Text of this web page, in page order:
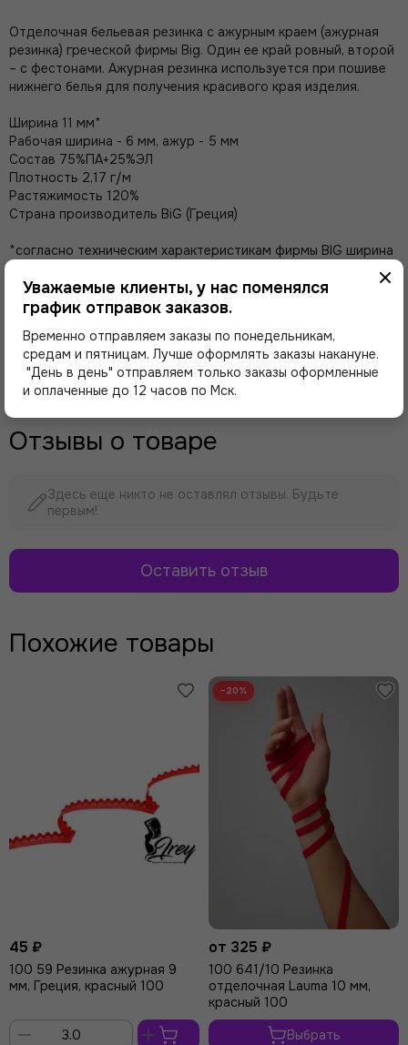
Отделочная бельевая резинка с ажурным краем (ажурная
резинка) греческой фирмы Big. Один ее край ровный, второй
– с фестонами. Ажурная резинка используется при пошиве
нижнего белья для получения красивого края изделия.
Ширина 11 мм*
Рабочая ширина - 6 мм, ажур - 5 мм
Состав 75%ПА+25%ЭЛ
Плотность 2,17 г/м
Растяжимость 120%
Страна производитель BiG (Греция)
*согласно техническим характеристикам фирмы BIG ширина
Отзывы о товаре
Здесь еще никто не оставлял отзывы. Будьте
первым!
Оставить отзыв
Похожие товары
45 ₽
100 59 Резинка ажурная 9
мм, Греция, красный 100
−20%
от 325 ₽
100 641/10 Резинка
отделочная Lauma 10 мм,
красный 100
Выбрать
Уважаемые клиенты, у нас поменялся
график отправок заказов.
Временно отправляем заказы по понедельникам,
средам и пятницам. Лучше оформлять заказы накануне.
"День в день" отправляем только заказы оформленные
и оплаченные до 12 часов по Мск.